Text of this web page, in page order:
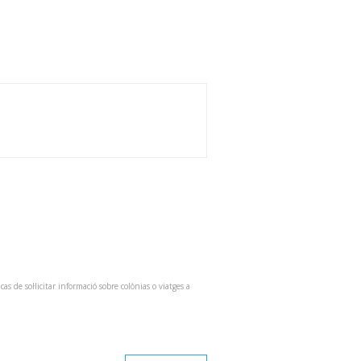
de sol·licitar informació sobre colònias o viatges a